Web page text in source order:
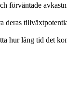
förväntade
deras
hur lång tid det